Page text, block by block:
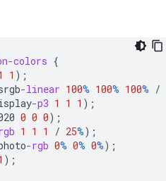
colors {
1 );
-linear 100% 100% 100% /
-p3 1 1 1 );
0 0 0);
1 1 1 / 25%);
-rgb 0% 0% 0%);
);